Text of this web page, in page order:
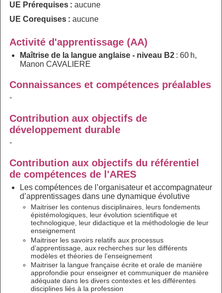
UE Prérequises : aucune
UE Corequises : aucune
Activité d'apprentissage (AA)
Maîtrise de la langue anglaise - niveau B2 : 60 h,
Manon CAVALIERE
Connaissances et compétences préalables
-
Contribution aux objectifs de
développement durable
-
Contribution aux objectifs du référentiel
de compétences de l'ARES
Les compétences de l’organisateur et accompagnateur
d’apprentissages dans une dynamique évolutive
Maitriser les contenus disciplinaires, leurs fondements
épistémologiques, leur évolution scientifique et
technologique, leur didactique et la méthodologie de leur
enseignement
Maitriser les savoirs relatifs aux processus
d’apprentissage, aux recherches sur les différents
modèles et théories de l’enseignement
Maitriser la langue française écrite et orale de manière
approfondie pour enseigner et communiquer de manière
adéquate dans les divers contextes et les différentes
disciplines liés à la profession